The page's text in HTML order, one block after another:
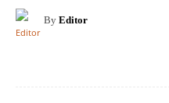
By Editor